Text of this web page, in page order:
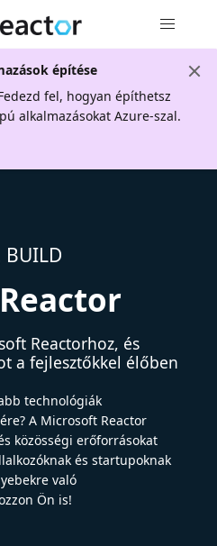
építése
fel, hogyan építhetsz
alkalmazásokat Azure-szal.
BUILD
Reactorhoz, és
a fejlesztőkkel élőben
technológiák
A Microsoft Reactor
közösségi erőforrásokat
és startupoknak
való
Ön is!